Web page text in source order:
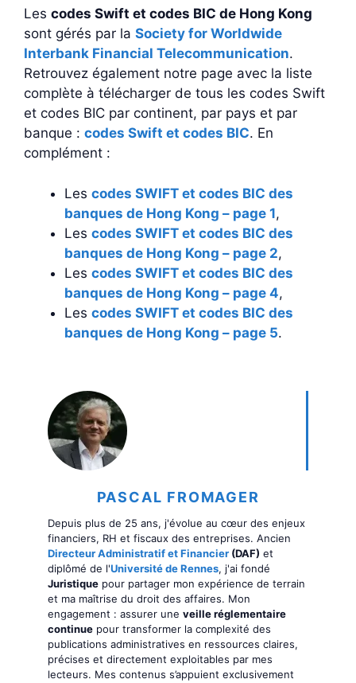
Les codes Swift et codes BIC de Hong Kong
sont gérés par la Society for Worldwide
Interbank Financial Telecommunication.
Retrouvez également notre page avec la liste
complète à télécharger de tous les codes Swift
et codes BIC par continent, par pays et par
banque : codes Swift et codes BIC. En
complément :
Les codes SWIFT et codes BIC des
banques de Hong Kong – page 1,
Les codes SWIFT et codes BIC des
banques de Hong Kong – page 2,
Les codes SWIFT et codes BIC des
banques de Hong Kong – page 4,
Les codes SWIFT et codes BIC des
banques de Hong Kong – page 5.
PASCAL FROMAGER
Depuis plus de 25 ans, j'évolue au cœur des enjeux
financiers, RH et fiscaux des entreprises. Ancien
Directeur Administratif et Financier (DAF) et
diplômé de l'Université de Rennes, j'ai fondé
Juristique pour partager mon expérience de terrain
et ma maîtrise du droit des affaires. Mon
engagement : assurer une veille réglementaire
continue pour transformer la complexité des
publications administratives en ressources claires,
précises et directement exploitables par mes
lecteurs. Mes contenus s’appuient exclusivement